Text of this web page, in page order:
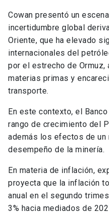
Cowan presentó un
incertidumbre global
Oriente, que ha elevado
internacionales del
por el estrecho de
materias primas y
transporte.
En este contexto, el
rango de crecimiento del
además los efectos de
desempeño de la minería.
En materia de inflación,
proyecta que la inflación
anual en el segundo
3% hacia mediados de